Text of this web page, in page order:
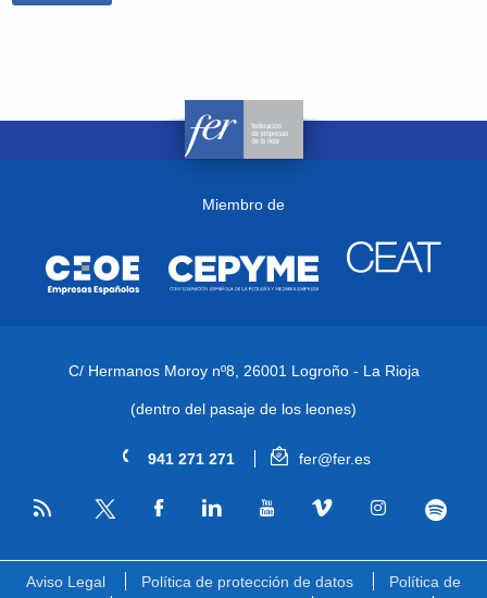
Miembro de
C/ Hermanos Moroy nº8, 26001 Logroño - La Rioja
(dentro del pasaje de los leones)
941 271 271 fer@fer.es
RSS
Aviso Legal Política de protección de datos
Política de